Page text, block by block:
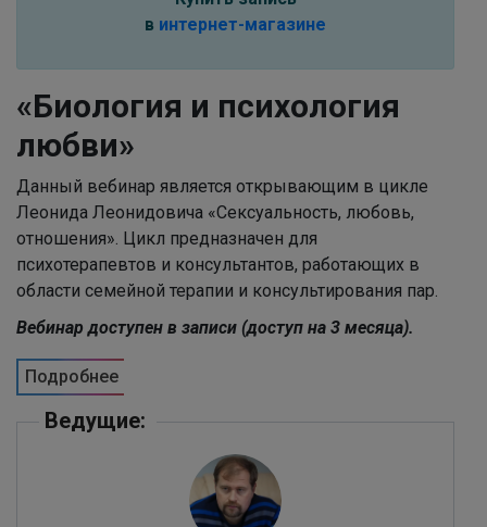
в интернет-магазине
«Биология и психология
любви»
Данный вебинар является открывающим в цикле
Леонида Леонидовича «Сексуальность, любовь,
отношения». Цикл предназначен для
психотерапевтов и консультантов, работающих в
области семейной терапии и консультирования пар.
Вебинар доступен в записи (доступ на 3 месяца).
Подробнее
Ведущие: